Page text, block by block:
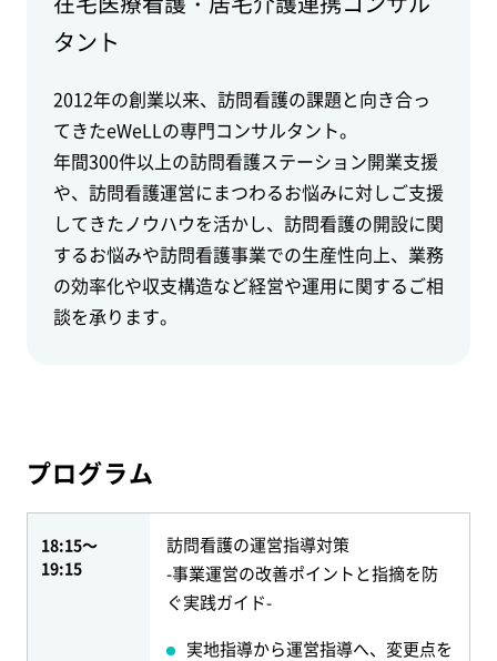
タント
2012年の創業以来、訪問看護の課題と向き合っ
てきたeWeLLの専門コンサルタント。
年間300件以上の訪問看護ステーション開業支援
や、訪問看護運営にまつわるお悩みに対しご支援
してきたノウハウを活かし、訪問看護の開設に関
するお悩みや訪問看護事業での生産性向上、業務
の効率化や収支構造など経営や運用に関するご相
談を承ります。
プログラム
18:15～
19:15
訪問看護の運営指導対策
-事業運営の改善ポイントと指摘を防
ぐ実践ガイド-
実地指導から運営指導へ、変更点を